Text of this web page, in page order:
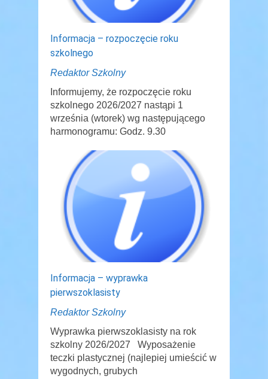
Informacja – rozpoczęcie roku
szkolnego
Redaktor Szkolny
Informujemy, że rozpoczęcie roku
szkolnego 2026/2027 nastąpi 1
września (wtorek) wg następującego
harmonogramu: Godz. 9.30
Informacja – wyprawka
pierwszoklasisty
Redaktor Szkolny
Wyprawka pierwszoklasisty na rok
szkolny 2026/2027 Wyposażenie
teczki plastycznej (najlepiej umieścić w
wygodnych, grubych